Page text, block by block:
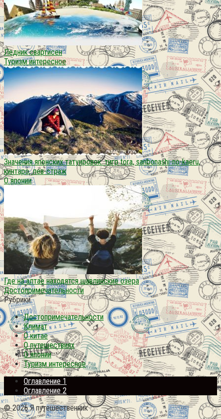
Ледник свартисен
Туризм интересное
Значения японских татуировок. тигр tora, sanbonashi-no-kaeru,
кинтаро, лев-страж
О японии
Где на алтае находятся шавлинские озера
Достопримечательности
Рубрики
Достопримечательности
Климат
О китае
О путешествиях
О японии
Туризм интересное
Оглавление 1
Оглавление 2
© 2026 Я путешественник